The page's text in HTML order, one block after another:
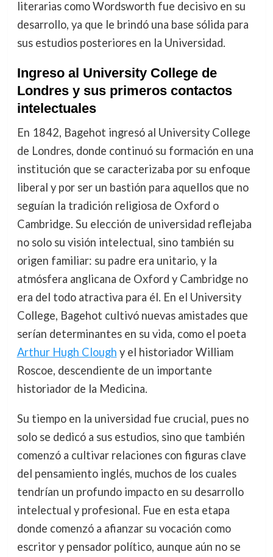
literarias como Wordsworth fue decisivo en su
desarrollo, ya que le brindó una base sólida para
sus estudios posteriores en la Universidad.
Ingreso al University College de
Londres y sus primeros contactos
intelectuales
En 1842, Bagehot ingresó al University College
de Londres, donde continuó su formación en una
institución que se caracterizaba por su enfoque
liberal y por ser un bastión para aquellos que no
seguían la tradición religiosa de Oxford o
Cambridge. Su elección de universidad reflejaba
no solo su visión intelectual, sino también su
origen familiar: su padre era unitario, y la
atmósfera anglicana de Oxford y Cambridge no
era del todo atractiva para él. En el University
College, Bagehot cultivó nuevas amistades que
serían determinantes en su vida, como el poeta
Arthur Hugh Clough y el historiador William
Roscoe, descendiente de un importante
historiador de la Medicina.
Su tiempo en la universidad fue crucial, pues no
solo se dedicó a sus estudios, sino que también
comenzó a cultivar relaciones con figuras clave
del pensamiento inglés, muchos de los cuales
tendrían un profundo impacto en su desarrollo
intelectual y profesional. Fue en esta etapa
donde comenzó a afianzar su vocación como
escritor y pensador político, aunque aún no se